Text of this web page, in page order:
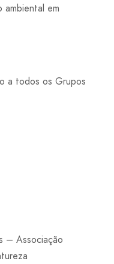
ambiental em
a todos os Grupos
– Associação